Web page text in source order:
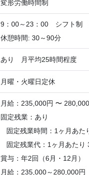
変形労働時間制
9：00～23：00 シフト制
休憩時間: 30～90分
あり 月平均25時間程度
月曜・火曜日定休
月給：235,000円 〜
固定残業：あり
固定残業時間：1ヶ月あた
固定残業代：1ヶ月あたり
賞与：年2回（6月・12月
月給：235,000～280,000円